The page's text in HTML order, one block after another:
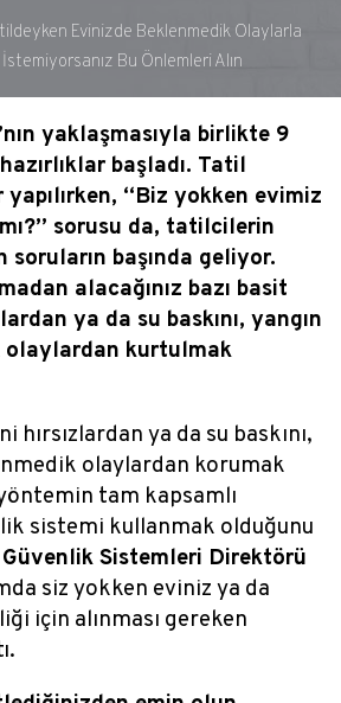
Evinizde Beklenmedik Olaylarla
Bu Önlemleri Alın
yaklaşmasıyla birlikte 9
başladı. Tatil
“Biz yokken evimiz
sorusu da, tatilcilerin
soruların başında geliyor.
alacağınız bazı basit
ya da su baskını, yangın
olaylardan kurtulmak
hırsızlardan ya da su baskını,
olaylardan korumak
tam kapsamlı
sistemi kullanmak olduğunu
Sistemleri Direktörü
siz yokken eviniz ya da
için alınması gereken